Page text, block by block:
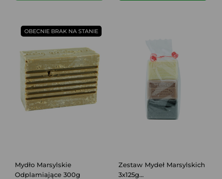
Mydło Marsylskie
Odplamiające 300g
OBECNIE BRAK NA STANIE
Zestaw Mydeł Marsylskich
3x125g...